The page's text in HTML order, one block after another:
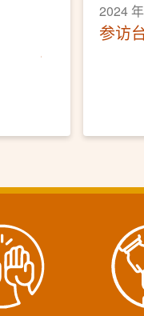
2024
参访